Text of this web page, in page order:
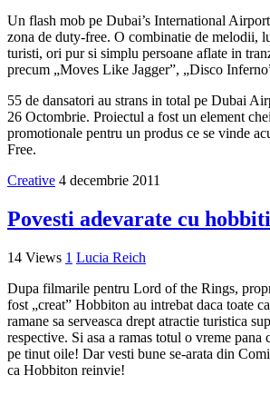
Un flash mob pe Dubai’s International
zona de duty-free. O combinatie de melodii,
turisti, ori pur si simplu persoane aflate in
precum „Moves Like Jagger”, „Disco
55 de dansatori au strans in total pe Dubai
26 Octombrie. Proiectul a fost un element
promotionale pentru un produs ce se vinde
Free.
Creative 4 decembrie 2011
Povesti adevarate cu hobbiti
14 Views 1 Lucia Reich
Dupa filmarile pentru Lord of the Rings,
fost „creat” Hobbiton au intrebat daca toate
ramane sa serveasca drept atractie turistica
respective. Si asa a ramas totul o vreme pana
pe tinut oile! Dar vesti bune se-arata din
ca Hobbiton reinvie!